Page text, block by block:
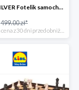
CYBEX SILVER Fotelik samochodowy + dostawa gratis!
499.00 zł*
*najniższa cena z 30 dni przed obniżką